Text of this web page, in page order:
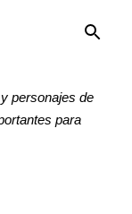
personajes de
para